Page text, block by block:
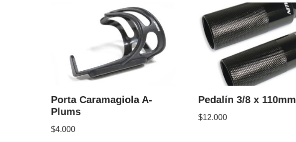
Porta Caramagiola A-
Plums
$4.000
Pedalín 3/8 x 110mm
$12.000